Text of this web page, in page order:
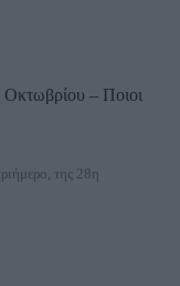
Οκτωβρίου – Ποιοι
της 28η